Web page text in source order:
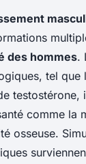
des hommes.
tel que
testostérone,
comme la
osseuse.